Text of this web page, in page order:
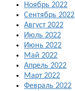
Ноябрь 2022
Сентябрь 2022
Август 2022
Июль 2022
Июнь 2022
Май 2022
Апрель 2022
Март 2022
Февраль 2022